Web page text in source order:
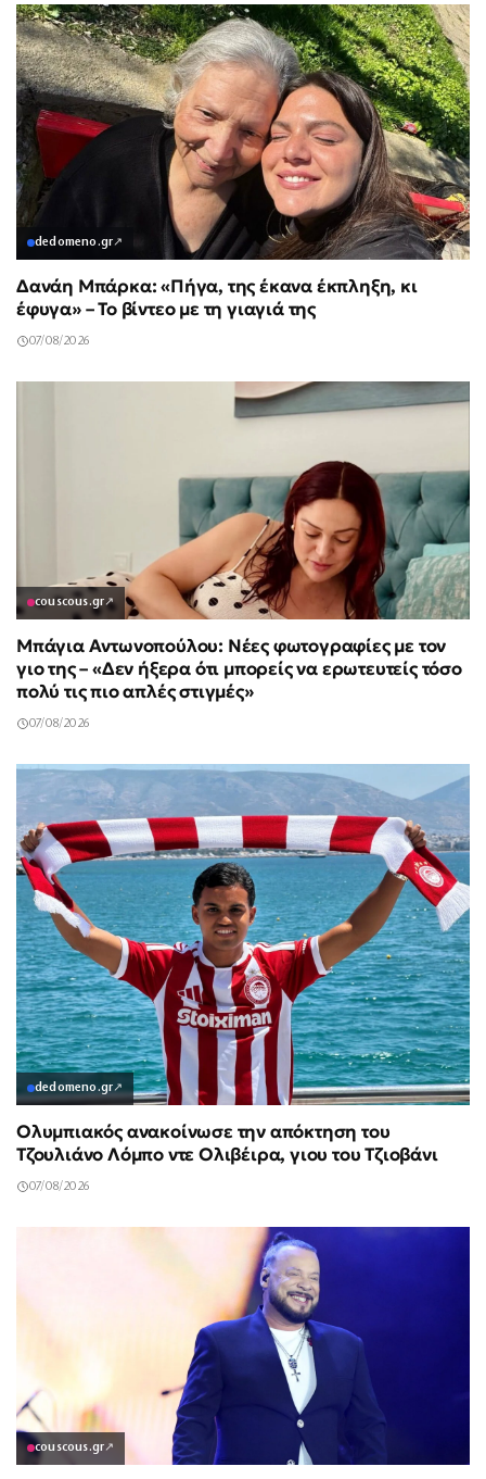
dedomeno.gr↗
Δανάη Μπάρκα: «Πήγα, της έκανα έκπληξη, κι
έφυγα» – Το βίντεο με τη γιαγιά της
07/08/2026
couscous.gr↗
Μπάγια Αντωνοπούλου: Νέες φωτογραφίες με τον
γιο της – «Δεν ήξερα ότι μπορείς να ερωτευτείς τόσο
πολύ τις πιο απλές στιγμές»
07/08/2026
dedomeno.gr↗
Ολυμπιακός ανακοίνωσε την απόκτηση του
Τζουλιάνο Λόμπο ντε Ολιβέιρα, γιου του Τζιοβάνι
07/08/2026
couscous.gr↗